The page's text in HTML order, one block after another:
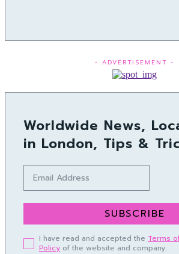
- ADVERTISEMENT -
Worldwide News,
in London, Tips &
SUBSCRIBE
I have read and accepted the Terms
Policy of the website and company.